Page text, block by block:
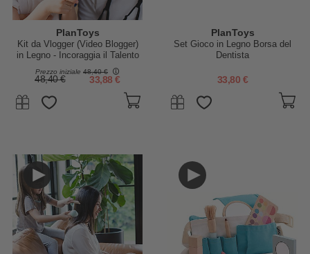
PlanToys
Kit da Vlogger (Video Blogger)
in Legno - Incoraggia il Talento
Prezzo iniziale 48,40 €
48,40 € 33,88 €
PlanToys
Set Gioco in Legno Borsa del
Dentista
33,80 €